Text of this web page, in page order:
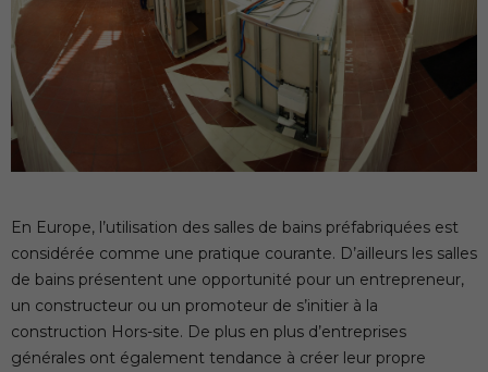
En Europe, l’utilisation des salles de bains préfabriquées est
considérée comme une pratique courante. D’ailleurs les salles
de bains présentent une opportunité pour un entrepreneur,
un constructeur ou un promoteur de s’initier à la
construction Hors-site. De plus en plus d’entreprises
générales ont également tendance à créer leur propre